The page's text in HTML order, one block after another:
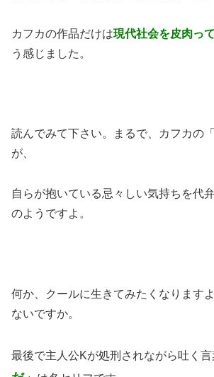
カフカの作品だけは現代社会を皮肉っ
う感じました。
読んでみて下さい。まるで、カフカの
が、
自らが抱いている忌々しい気持ちを代
のようですよ。
何か、クールに生きてみたくなります
ないですか。
最後で主人公Kが処刑されながら吐く言